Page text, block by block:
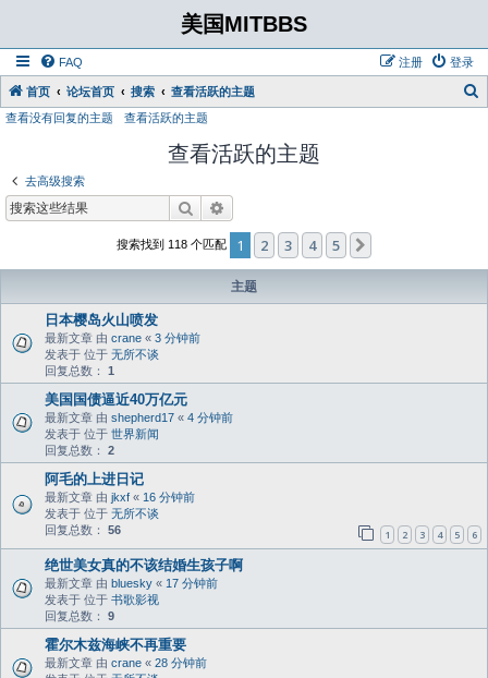
美国MITBBS
FAQ 登录
注册
首页 论坛首页 搜索 查看活跃的主题
查看没有回复的主题 查看活跃的主题
查看活跃的主题
去高级搜索
搜索
搜索找到 118 个匹配 1 2 3 4 5
主题
日本樱岛火山喷发
最新文章 由 crane « 3 分钟前
发表于 位于 无所不谈
回复总数： 1
美国国债逼近40万亿元
最新文章 由 shepherd17 « 4 分钟前
发表于 位于 世界新闻
回复总数： 2
阿毛的上进日记
最新文章 由 jkxf « 16 分钟前
发表于 位于 无所不谈
回复总数： 56 1 2 3 4 5 6
绝世美女真的不该结婚生孩子啊
最新文章 由 bluesky « 17 分钟前
发表于 位于 书歌影视
回复总数： 9
霍尔木兹海峡不再重要
最新文章 由 crane « 28 分钟前